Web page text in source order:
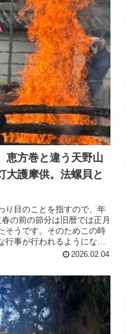
恵方巻と違う天野山
大護摩供。法螺貝と
り目のことを指すので、年
の前の節分は旧暦では正月
そうです。そのためこの時
事が行われるようになり
のもの以外にも、このタイ
2026.02.04